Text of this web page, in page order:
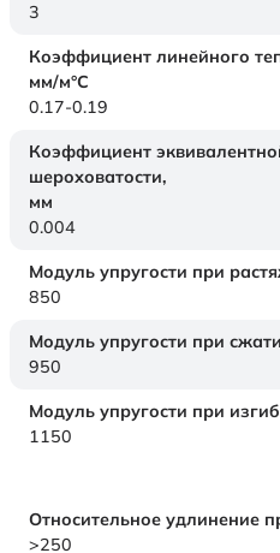
3
Коэффициент линейного
мм/м°С
0.17-0.19
Коэффициент
шероховатости,
мм
0.004
Модуль упругости при
850
Модуль упругости при
950
Модуль упругости при
1150
Относительное удлинение
>250